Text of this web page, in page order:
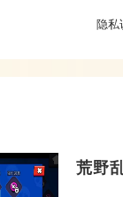
隐私
荒野